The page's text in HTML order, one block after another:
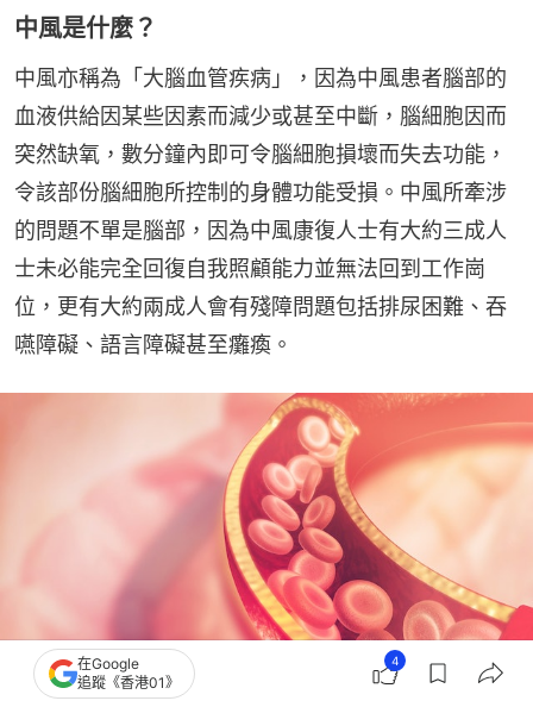
中風是什麼？
中風亦稱為「大腦血管疾病」，因為中風患者腦部的
血液供給因某些因素而減少或甚至中斷，腦細胞因而
突然缺氧，數分鐘內即可令腦細胞損壞而失去功能，
令該部份腦細胞所控制的身體功能受損。中風所牽涉
的問題不單是腦部，因為中風康復人士有大約三成人
士未必能完全回復自我照顧能力並無法回到工作崗
位，更有大約兩成人會有殘障問題包括排尿困難、吞
嚥障礙、語言障礙甚至癱瘓。
在Google
追蹤《香港01》
4